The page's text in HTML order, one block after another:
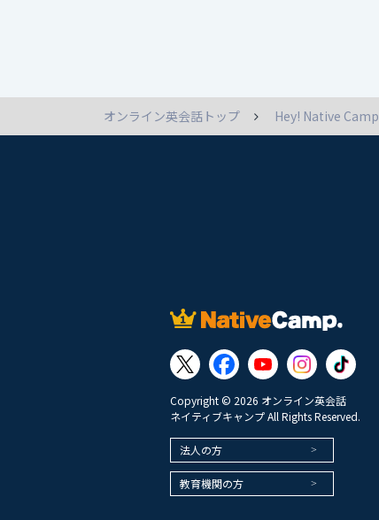
オンライン英会話トップ Hey! Native Camp
Copyright © 2026 オンライン英会話
ネイティブキャンプ All Rights Reserved.
法人の方
教育機関の方